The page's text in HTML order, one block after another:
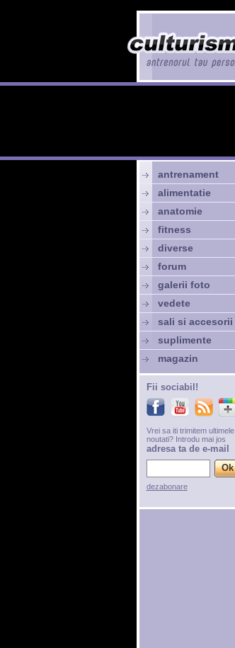
antrenament
alimentatie
anatomie
fitness
diverse
forum
galerii foto
vedete
sali si accesorii
suplimente
magazin
Fii sociabil!
Vrei sa iti trimitem ultimele
noutati? Introdu mai jos
adresa ta de e-mail
dezabonare